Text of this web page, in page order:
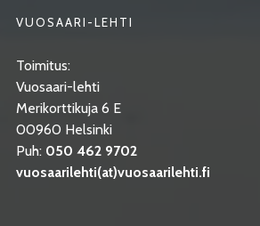
VUOSAARI-LEHTI
Toimitus:
Vuosaari-lehti
Merikorttikuja 6 E
00960 Helsinki
Puh: 050 462 9702
vuosaarilehti(at)vuosaarilehti.fi